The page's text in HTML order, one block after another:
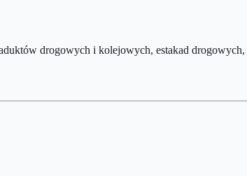
drogowych i kolejowych, estakad